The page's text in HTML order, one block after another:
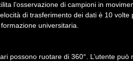
l’osservazione di campioni in
di trasferimento dei dati è 10
universitaria.
possono ruotare di 360°. L’utente